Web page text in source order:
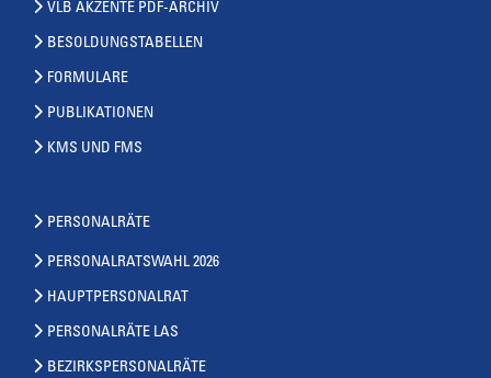
VLB AKZENTE PDF-ARCHIV
BESOLDUNGSTABELLEN
FORMULARE
PUBLIKATIONEN
KMS UND FMS
PERSONALRÄTE
PERSONALRATSWAHL 2026
HAUPTPERSONALRAT
PERSONALRÄTE LAS
BEZIRKSPERSONALRÄTE